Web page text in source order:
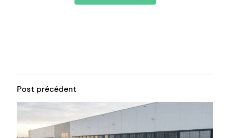
Post précédent